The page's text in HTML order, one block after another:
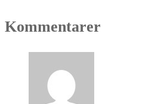
Kommentarer